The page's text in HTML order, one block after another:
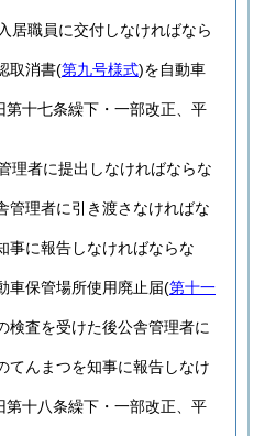
居職員に交付しなければなら
取消書(第九号様式)を自動車
十七条繰下・一部改正、平
理者に提出しなければならな
管理者に引き渡さなければな
事に報告しなければならな
車保管場所使用廃止届(第十一
検査を受けた後公舎管理者に
てんまつを知事に報告しなけ
十八条繰下・一部改正、平